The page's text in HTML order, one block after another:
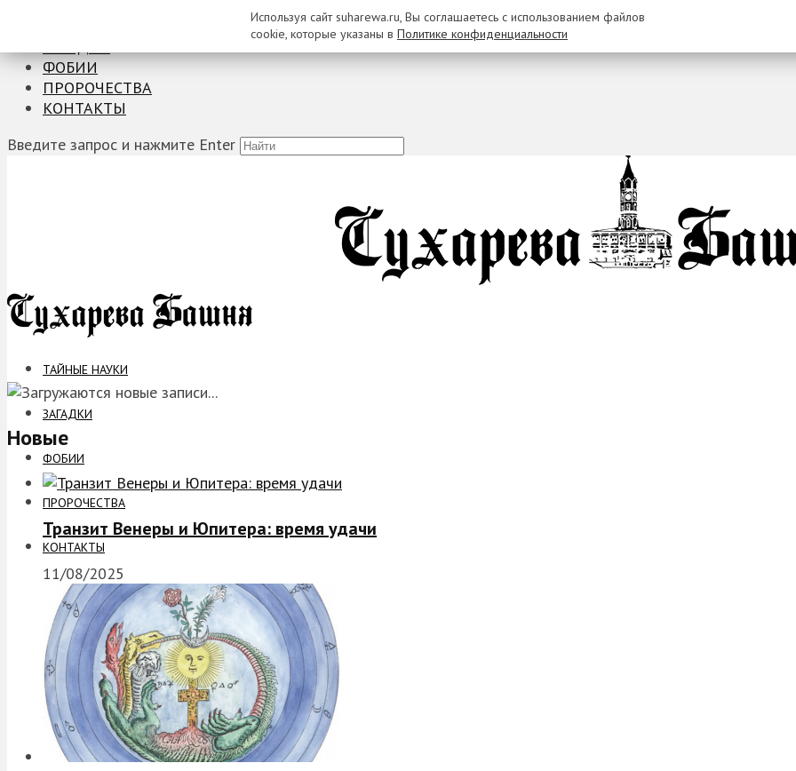
ФОБИИ
ПРОРОЧЕСТВА
КОНТАКТЫ
Введите запрос и нажмите Enter
ТАЙНЫЕ НАУКИ
ЗАГАДКИ
ФОБИИ
ПРОРОЧЕСТВА
КОНТАКТЫ
Новые
Транзит Венеры и Юпитера: время удачи
11/08/2025
Используя сайт suharewa.ru, Вы соглашаетесь с использованием файлов
cookie, которые указаны в Политике конфиденциальности